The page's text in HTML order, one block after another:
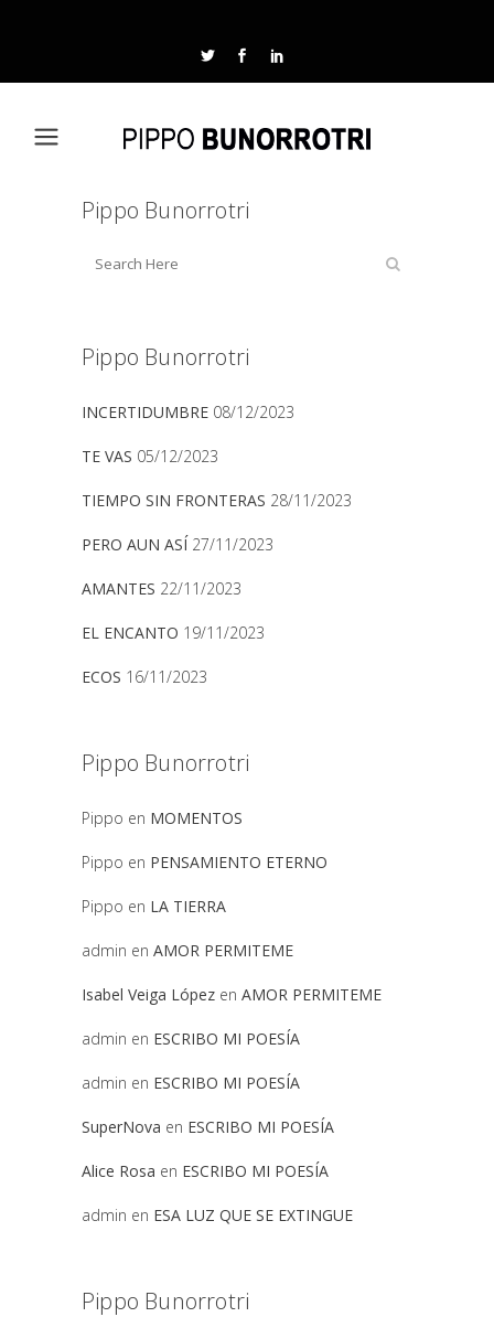
Pippo Bunorrotri
Pippo Bunorrotri
INCERTIDUMBRE 08/12/2023
TE VAS 05/12/2023
TIEMPO SIN FRONTERAS 28/11/2023
PERO AUN ASÍ 27/11/2023
AMANTES 22/11/2023
EL ENCANTO 19/11/2023
ECOS 16/11/2023
Pippo Bunorrotri
Pippo en MOMENTOS
Pippo en PENSAMIENTO ETERNO
Pippo en LA TIERRA
admin en AMOR PERMITEME
Isabel Veiga López en AMOR PERMITEME
admin en ESCRIBO MI POESÍA
admin en ESCRIBO MI POESÍA
SuperNova en ESCRIBO MI POESÍA
Alice Rosa en ESCRIBO MI POESÍA
admin en ESA LUZ QUE SE EXTINGUE
Pippo Bunorrotri